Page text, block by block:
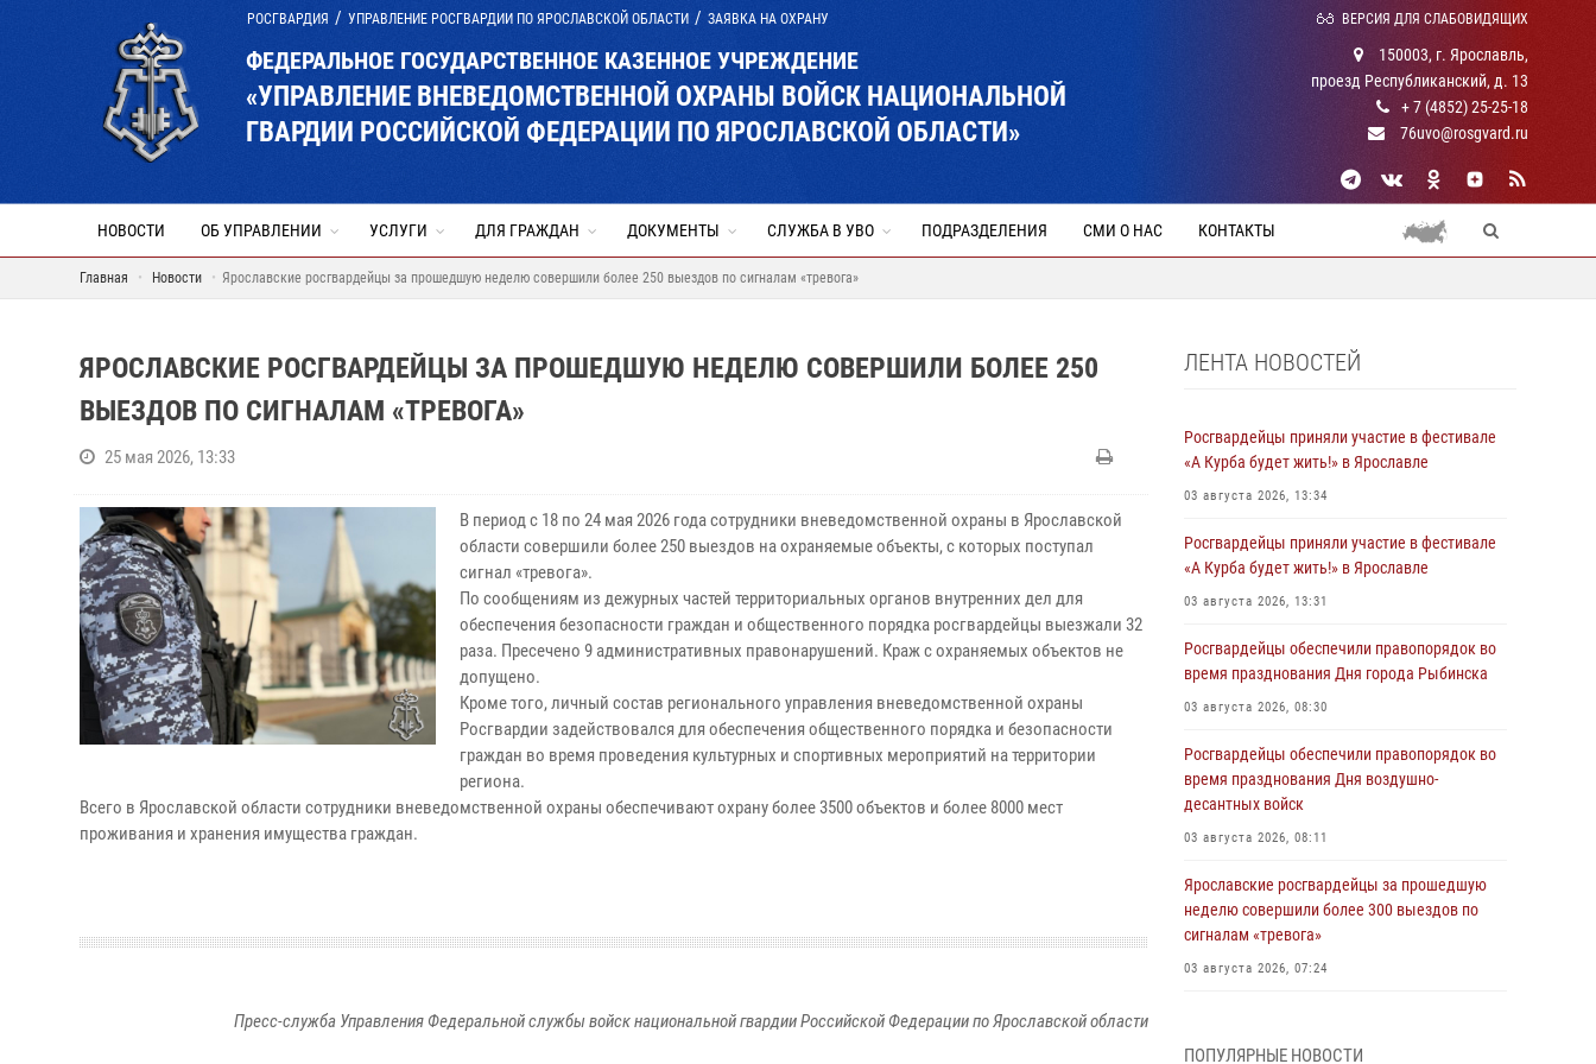
РОСГВАРДИЯ УПРАВЛЕНИЕ РОСГВАРДИИ ПО ЯРОСЛАВСКОЙ ОБЛАСТИ ЗАЯВКА НА ОХРАНУ ВЕРСИЯ ДЛЯ СЛАБОВИДЯЩИХ
ФЕДЕРАЛЬНОЕ ГОСУДАРСТВЕННОЕ КАЗЕННОЕ УЧРЕЖДЕНИЕ
«УПРАВЛЕНИЕ ВНЕВЕДОМСТВЕННОЙ ОХРАНЫ ВОЙСК НАЦИОНАЛЬНОЙ
ГВАРДИИ РОССИЙСКОЙ ФЕДЕРАЦИИ ПО ЯРОСЛАВСКОЙ ОБЛАСТИ»
150003, г. Ярославль,
проезд Республиканский, д. 13
+ 7 (4852) 25-25-18
76uvo@rosgvard.ru
НОВОСТИ ОБ УПРАВЛЕНИИ УСЛУГИ ДЛЯ ГРАЖДАН ДОКУМЕНТЫ СЛУЖБА В УВО ПОДРАЗДЕЛЕНИЯ СМИ О НАС КОНТАКТЫ
Главная Новости Ярославские росгвардейцы за прошедшую неделю совершили более 250 выездов по сигналам «тревога»
ЯРОСЛАВСКИЕ РОСГВАРДЕЙЦЫ ЗА ПРОШЕДШУЮ НЕДЕЛЮ СОВЕРШИЛИ БОЛЕЕ 250
ВЫЕЗДОВ ПО СИГНАЛАМ «ТРЕВОГА»
25 мая 2026, 13:33
В период с 18 по 24 мая 2026 года сотрудники вневедомственной охраны в Ярославской
области совершили более 250 выездов на охраняемые объекты, с которых поступал
сигнал «тревога».
По сообщениям из дежурных частей территориальных органов внутренних дел для
обеспечения безопасности граждан и общественного порядка росгвардейцы выезжали 32
раза. Пресечено 9 административных правонарушений. Краж с охраняемых объектов не
допущено.
Кроме того, личный состав регионального управления вневедомственной охраны
Росгвардии задействовался для обеспечения общественного порядка и безопасности
граждан во время проведения культурных и спортивных мероприятий на территории
региона.
Всего в Ярославской области сотрудники вневедомственной охраны обеспечивают охрану более 3500 объектов и более 8000 мест
проживания и хранения имущества граждан.
Пресс-служба Управления Федеральной службы войск национальной гвардии Российской Федерации по Ярославской области
ЛЕНТА НОВОСТЕЙ
Росгвардейцы приняли участие в фестивале
«А Курба будет жить!» в Ярославле
03 августа 2026, 13:34
Росгвардейцы приняли участие в фестивале
«А Курба будет жить!» в Ярославле
03 августа 2026, 13:31
Росгвардейцы обеспечили правопорядок во
время празднования Дня города Рыбинска
03 августа 2026, 08:30
Росгвардейцы обеспечили правопорядок во
время празднования Дня воздушно-
десантных войск
03 августа 2026, 08:11
Ярославские росгвардейцы за прошедшую
неделю совершили более 300 выездов по
сигналам «тревога»
03 августа 2026, 07:24
ПОПУЛЯРНЫЕ НОВОСТИ